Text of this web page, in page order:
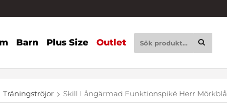
Barn Plus Size Outlet
Träningströjor Skill Långärmad Funktionspiké Herr Mörkblå